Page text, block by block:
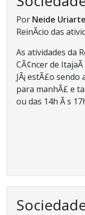
Por Neide Uriarte
ReinÃ­cio das
As atividades da
CÃ¢ncer de
JÃ¡ estÃ£o
para manhÃ£ e
ou das 14h Ã s